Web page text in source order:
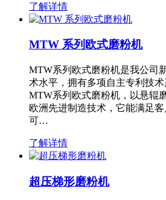
了解详情
MTW 系列欧式磨粉机
MTW系列欧式磨粉机是我公司
术水平，拥有多项自主专利技
MTW系列欧式磨粉机，以悬辊
欧洲先进制造技术，它能满足
可…
了解详情
超压梯形磨粉机